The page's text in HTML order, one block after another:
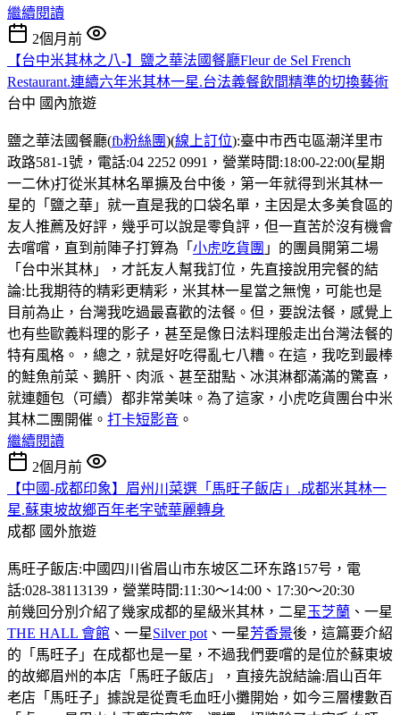
繼續閱讀
2個月前
【台中米其林之八-】鹽之華法國餐廳Fleur de Sel French
Restaurant.連續六年米其林一星.台法義餐飲間精準的切換藝術
台中 國內旅遊
鹽之華法國餐廳(fb粉絲團)(線上訂位):臺中市西屯區潮洋里市
政路581-1號，電話:04 2252 0991，營業時間:18:00-22:00(星期
一二休)打從米其林名單擴及台中後，第一年就得到米其林一
星的「鹽之華」就一直是我的口袋名單，主因是太多美食區的
友人推薦及好評，幾乎可以說是零負評，但一直苦於沒有機會
去嚐嚐，直到前陣子打算為「 小虎吃貨團 」的團員開第二場
「台中米其林」，才託友人幫我訂位，先直接說用完餐的結
論:比我期待的精彩更精彩，米其林一星當之無愧，可能也是
目前為止，台灣我吃過最喜歡的法餐。但，要說法餐，感覺上
也有些歐義料理的影子，甚至是像日法料理般走出台灣法餐的
特有風格。，總之，就是好吃得亂七八糟。在這，我吃到最棒
的鮭魚前菜、鵝肝、肉派、甚至甜點、冰淇淋都滿滿的驚喜，
就連麵包（可續）都非常美味。為了這家，小虎吃貨團台中米
其林二團開催。 打卡短影音 。
繼續閱讀
2個月前
【中國-成都印象】眉州川菜選「馬旺子飯店」.成都米其林一
星.蘇東坡故鄉百年老字號華麗轉身
成都 國外旅遊
馬旺子飯店:中國四川省眉山市东坡区二环东路157号，電
話:028-38113139，營業時間:11:30〜14:00、17:30〜20:30
前幾回分別介紹了幾家成都的星級米其林，二星 玉芝蘭 、一星
THE HALL 會館 、一星Silver pot 、一星芳香景後，這篇要介紹
的「馬旺子」在成都也是一星，不過我們要嚐的是位於蘇東坡
的故鄉眉州的本店「馬旺子飯店」，直接先說結論:眉山百年
老店「馬旺子」據說是從賣毛血旺小攤開始，如今三層樓數百